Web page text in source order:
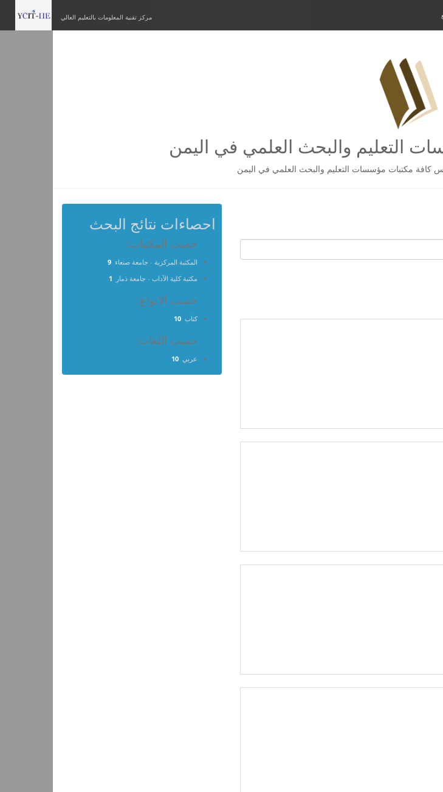
مركز تقنية المعلومات بالتعليم العالي
التعليم والبحث العلمي في اليمن
مكتبات مؤسسات التعليم والبحث العلمي في اليمن
احصاءات نتائج البحث
حسب المكتبات:
المكتبة المركزية - جامعة صنعاء 9
مكتبة كلية الآداب - جامعة ذمار
1
حسب الانواع:
كتاب 10
حسب اللغات:
عربي 10